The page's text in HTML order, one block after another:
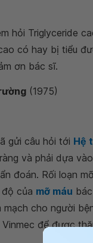
hỏi Triglyceride
có hay bị tiểu
ơn bác sĩ.
(1975)
gửi câu hỏi tới Hệ
và phải dựa
đoán. Rối loạn
của mỡ máu
mạch cho người
để được